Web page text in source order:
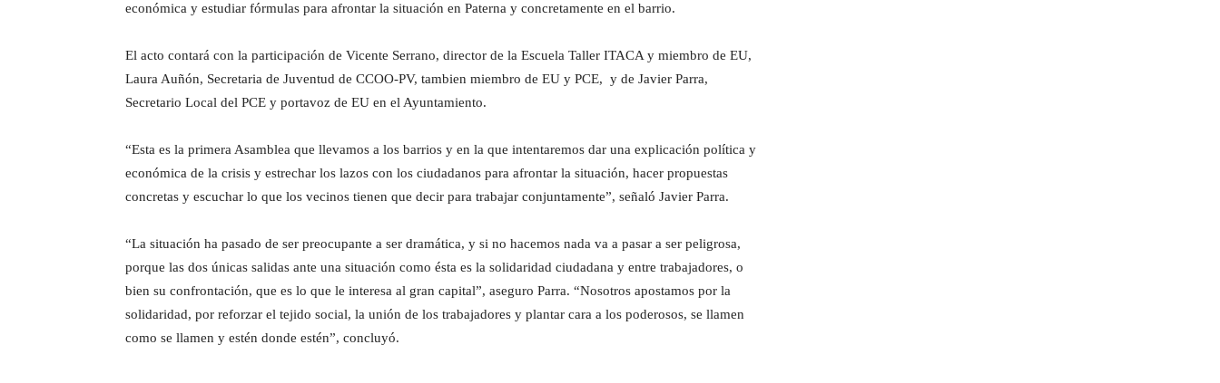
económica y estudiar fórmulas para afrontar la situación en Paterna y concretamente en el barrio.
El acto contará con la participación de Vicente Serrano, director de la Escuela Taller ITACA y miembro de EU,
Laura Auñón, Secretaria de Juventud de CCOO-PV, tambien miembro de EU y PCE, y de Javier Parra,
Secretario Local del PCE y portavoz de EU en el Ayuntamiento.
“Esta es la primera Asamblea que llevamos a los barrios y en la que intentaremos dar una explicación política y
económica de la crisis y estrechar los lazos con los ciudadanos para afrontar la situación, hacer propuestas
concretas y escuchar lo que los vecinos tienen que decir para trabajar conjuntamente”, señaló Javier Parra.
“La situación ha pasado de ser preocupante a ser dramática, y si no hacemos nada va a pasar a ser peligrosa,
porque las dos únicas salidas ante una situación como ésta es la solidaridad ciudadana y entre trabajadores, o
bien su confrontación, que es lo que le interesa al gran capital”, aseguro Parra. “Nosotros apostamos por la
solidaridad, por reforzar el tejido social, la unión de los trabajadores y plantar cara a los poderosos, se llamen
como se llamen y estén donde estén”, concluyó.